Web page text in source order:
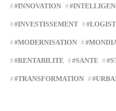
#INNOVATION
#INVESTISSEMENT
#MODERNISATION
#RENTABILITE #SANTE
#TRANSFORMATION